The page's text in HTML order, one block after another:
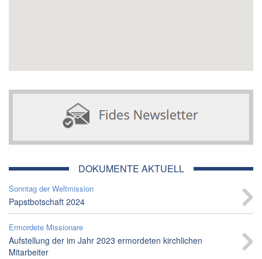
DOKUMENTE AKTUELL
Sonntag der Weltmission
Papstbotschaft 2024
Ermordete Missionare
Aufstellung der im Jahr 2023 ermordeten kirchlichen
Mitarbeiter